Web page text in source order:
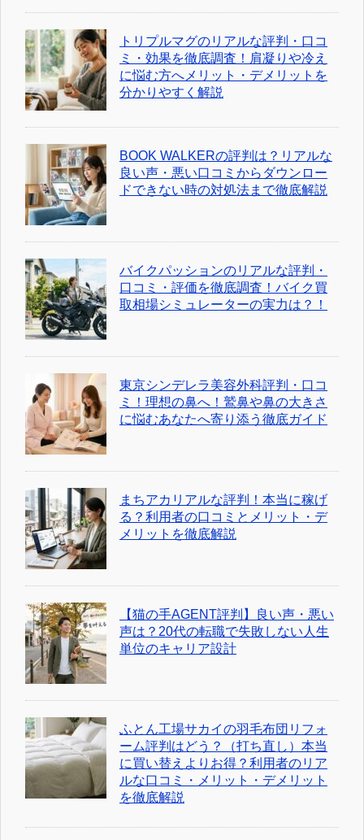
トリプルマグのリアルな評判・口コ
ミ・効果を徹底調査！肩凝りや冷え
に悩む方へメリット・デメリットを
分かりやすく解説
BOOK WALKERの評判は？リアルな
良い声・悪い口コミからダウンロー
ドできない時の対処法まで徹底解説
バイクパッションのリアルな評判・
口コミ・評価を徹底調査！バイク買
取相場シミュレーターの実力は？！
東京シンデレラ美容外科評判・口コ
ミ！理想の鼻へ！鷲鼻や鼻の大きさ
に悩むあなたへ寄り添う徹底ガイド
まちアカリアルな評判！本当に稼げ
る？利用者の口コミとメリット・デ
メリットを徹底解説
【猫の手AGENT評判】良い声・悪い
声は？20代の転職で失敗しない人生
単位のキャリア設計
ふとん工場サカイの羽毛布団リフォ
ーム評判はどう？（打ち直し）本当
に買い替えよりお得？利用者のリア
ルな口コミ・メリット・デメリット
を徹底解説